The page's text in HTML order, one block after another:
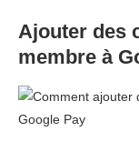
Ajouter des
membre à